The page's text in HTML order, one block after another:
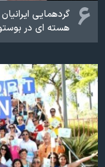
۶ گردهمایی
هسته ای در